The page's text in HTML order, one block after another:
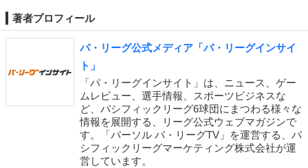
著者プロフィール
パ・リーグ公式メディア「パ・リーグインサイ
ト」
「パ・リーグインサイト」は、ニュース、ゲー
ムレビュー、選手情報、スポーツビジネスな
ど、パシフィックリーグ6球団にまつわる様々な
情報を展開する、リーグ公式ウェブマガジンで
す。「パーソル パ・リーグTV」を運営する、パ
シフィックリーグマーケティング株式会社が運
営しています。